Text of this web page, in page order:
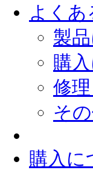
よくあ
製
購
修
そ
購入に